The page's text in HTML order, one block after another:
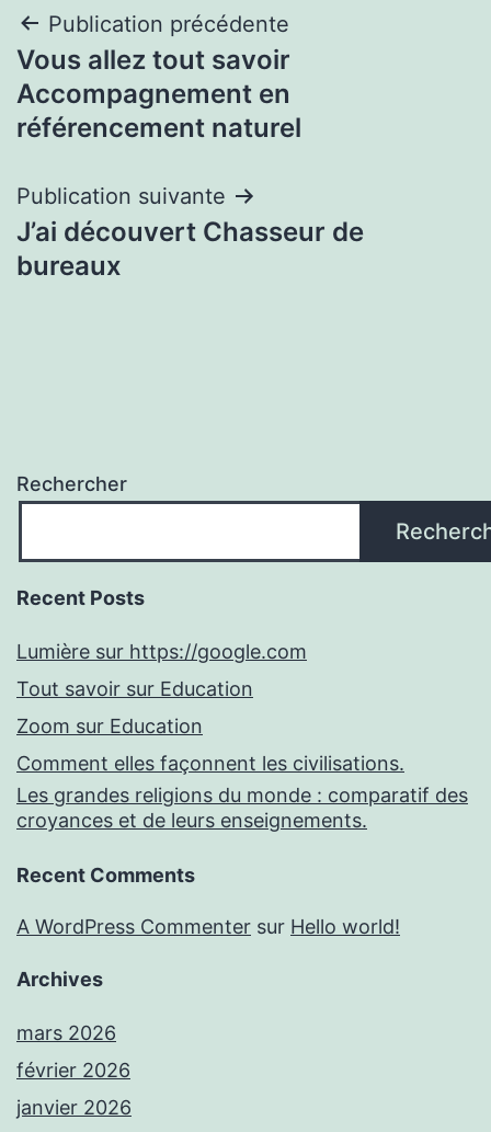
Navigation
de
l’article
Publication précédente
Vous allez tout savoir
Accompagnement en
référencement naturel
Publication suivante
J’ai découvert Chasseur de
bureaux
Rechercher
Recent Posts
Lumière sur https://google.com
Tout savoir sur Education
Zoom sur Education
Comment elles façonnent les civilisations.
Les grandes religions du monde : comparatif des
croyances et de leurs enseignements.
Recent Comments
A WordPress Commenter sur Hello world!
Archives
mars 2026
février 2026
janvier 2026